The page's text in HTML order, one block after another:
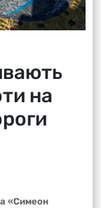
на
«Симеон